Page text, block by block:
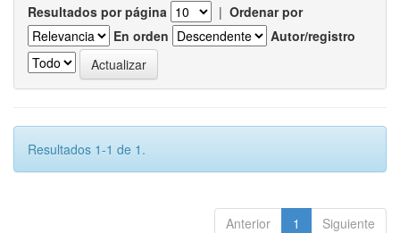
Resultados por página | Ordenar por
En orden
Autor/registro
Resultados 1-1 de 1.
Anterior 1 Siguiente